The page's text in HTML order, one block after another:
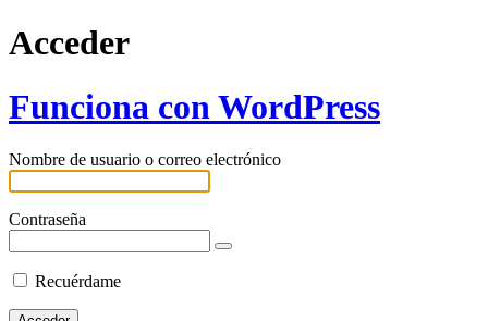
Acceder
Funciona con WordPress
Nombre de usuario o correo electrónico
Contraseña
Recuérdame